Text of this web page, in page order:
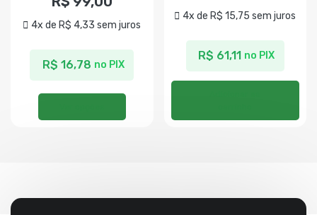
4x de R$ 4,33 sem juros
R$ 16,78 no PIX
4x de R$ 15,75 sem juros
R$ 61,11 no PIX